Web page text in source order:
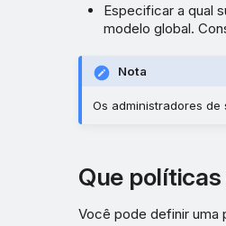
Especificar a qual
modelo global.
Nota
Os administradores
Que
Você pode definir uma